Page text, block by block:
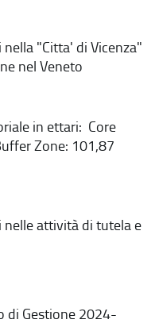
"Citta' di Vicenza"
nel Veneto
in ettari: Core
Zone: 101,87
attività di tutela e
di Gestione 2024-